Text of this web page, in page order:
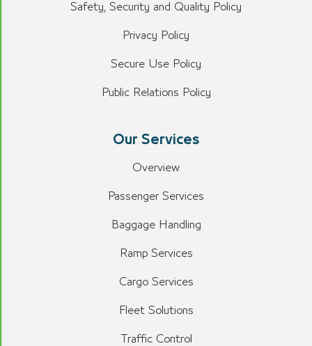
Safety, Security and Quality Policy
Privacy Policy
Secure Use Policy
Public Relations Policy
Our Services
Overview
Passenger Services
Baggage Handling
Ramp Services
Cargo Services
Fleet Solutions
Traffic Control